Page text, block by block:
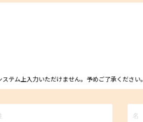
テム上入力いただけません。予めご了承ください。